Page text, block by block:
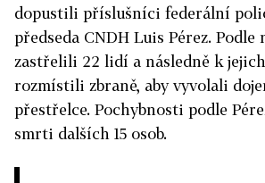
dopustili příslušníci federální
předseda CNDH Luis Pérez. Podle
zastřelili 22 lidí a následně k
rozmístili zbraně, aby vyvolali
přestřelce. Pochybnosti podle
smrti dalších 15 osob.